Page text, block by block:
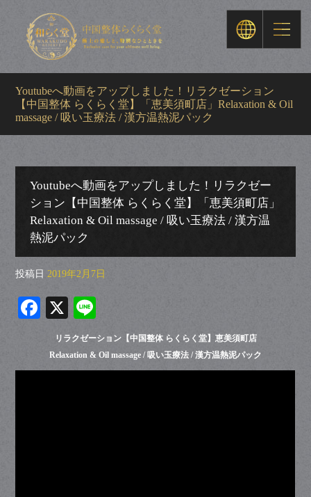
Youtubeへ動画をアップしました！リラクゼーション
【中国整体 らくらく堂】「恵美須町店」Relaxation & Oil
massage / 吸い玉療法 / 漢方温熱泥パック
Youtubeへ動画をアップしました！リラクゼー
ション【中国整体 らくらく堂】「恵美須町店」
Relaxation & Oil massage / 吸い玉療法 / 漢方温
熱泥パック
投稿日 2019年2月7日
Fa
ce
bo
ok
X
ne
リラクゼーション【中国整体 らくらく堂】恵美須町店
Relaxation & Oil massage / 吸い玉療法 / 漢方温熱泥パック